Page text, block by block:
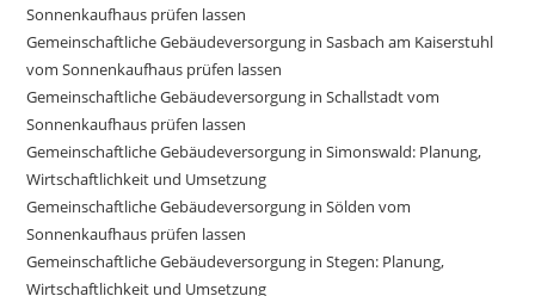
Sonnenkaufhaus prüfen lassen
Gemeinschaftliche Gebäudeversorgung in Sasbach am Kaiserstuhl
vom Sonnenkaufhaus prüfen lassen
Gemeinschaftliche Gebäudeversorgung in Schallstadt vom
Sonnenkaufhaus prüfen lassen
Gemeinschaftliche Gebäudeversorgung in Simonswald: Planung,
Wirtschaftlichkeit und Umsetzung
Gemeinschaftliche Gebäudeversorgung in Sölden vom
Sonnenkaufhaus prüfen lassen
Gemeinschaftliche Gebäudeversorgung in Stegen: Planung,
Wirtschaftlichkeit und Umsetzung